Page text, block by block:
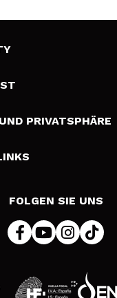
PRIVATSPHÄRE
und Datenschutz
FOLGEN SIE UNS